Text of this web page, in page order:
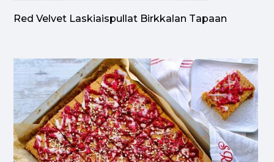
Red Velvet Laskiaispullat Birkkalan Tapaan